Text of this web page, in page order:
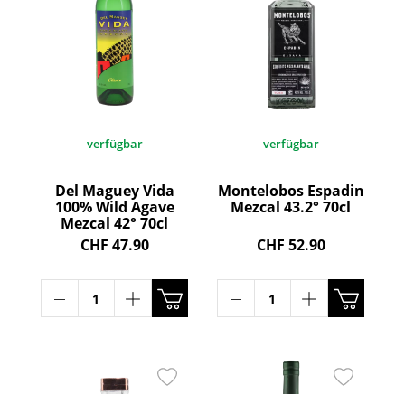
verfügbar
Del Maguey Vida
100% Wild Agave
Mezcal 42° 70cl
CHF 47.90
verfügbar
Montelobos Espadin
Mezcal 43.2° 70cl
CHF 52.90